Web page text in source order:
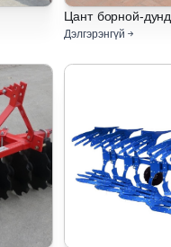
Цант борной-дунд
Дэлгэрэнгүй